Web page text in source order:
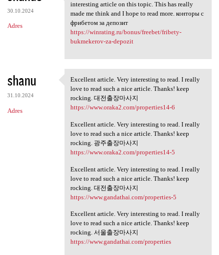
30.10.2024
Adres
interesting article on this topic. This has really
made me think and I hope to read more. конторы с
фрибетом за депозит
https://winrating.ru/bonus/freebet/fribety-
bukmekerov-za-depozit
shanu
31.10.2024
Adres
Excellent article. Very
Excellent article. Very interesting to read. I really
love to read such a nice article. Thanks! keep
rocking. 대전출장마사지
https://www.oraka2.com/properties14-6
Excellent article. Very interesting to read. I really
love to read such a nice article. Thanks! keep
rocking. 광주출장마사지
https://www.oraka2.com/properties14-5
Excellent article. Very interesting to read. I really
love to read such a nice article. Thanks! keep
rocking. 대전출장마사지
https://www.gandathai.com/properties-5
Excellent article. Very interesting to read. I really
love to read such a nice article. Thanks! keep
rocking. 서울출장마사지
https://www.gandathai.com/properties